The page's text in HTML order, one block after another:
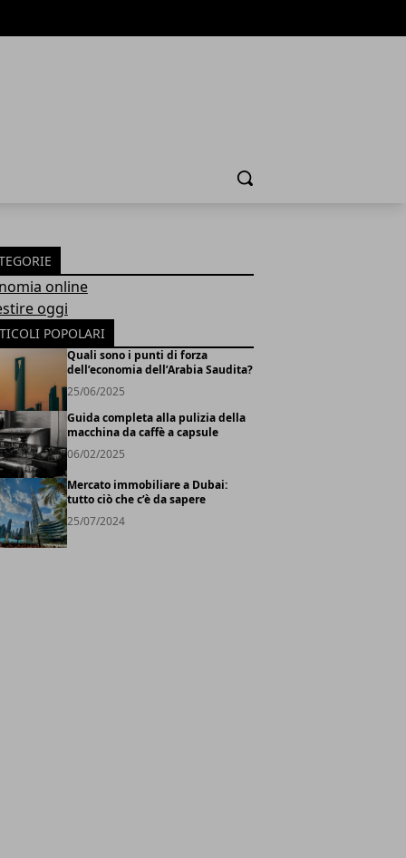
Cerca
online
oggi
POPOLARI
Quali sono i punti di forza
dell’economia dell’Arabia Saudita?
25/06/2025
Guida completa alla pulizia della
macchina da caffè a capsule
06/02/2025
Mercato immobiliare a Dubai:
tutto ciò che c’è da sapere
25/07/2024